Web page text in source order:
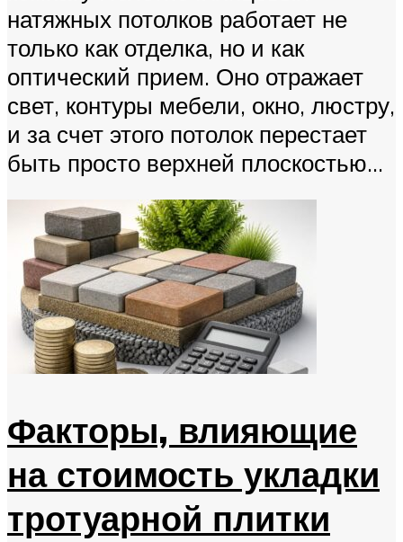
натяжных потолков работает не
только как отделка, но и как
оптический прием. Оно отражает
свет, контуры мебели, окно, люстру,
и за счет этого потолок перестает
быть просто верхней плоскостью...
Факторы, влияющие
на стоимость укладки
тротуарной плитки